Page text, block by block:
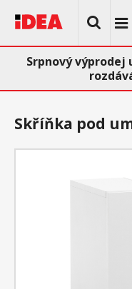
Srpnový výprodej
Skříňka pod